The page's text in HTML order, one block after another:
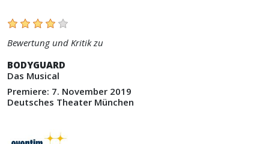
Bewertung und Kritik zu
BODYGUARD
Das Musical
Premiere: 7. November 2019
Deutsches Theater München